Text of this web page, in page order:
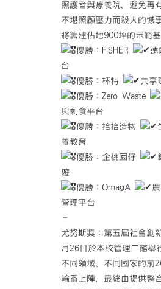
照護者與療養院，避免再
不堪照顧壓力而殺人的憾
將籌建佔地900坪的示範基
優勝：FISHER
遠
台
優勝：杯特
共享
優勝：Zero Waste
與剩食平台
優勝：拾拾造物
養教育
優勝：企桃囡仔
遊
優勝：OmagA
管理平台
–
尤努斯獎：第五屆社會創
月26日於本校管理二館舉
不同領域、不同國家的前
輪番上陣，最終由提供整